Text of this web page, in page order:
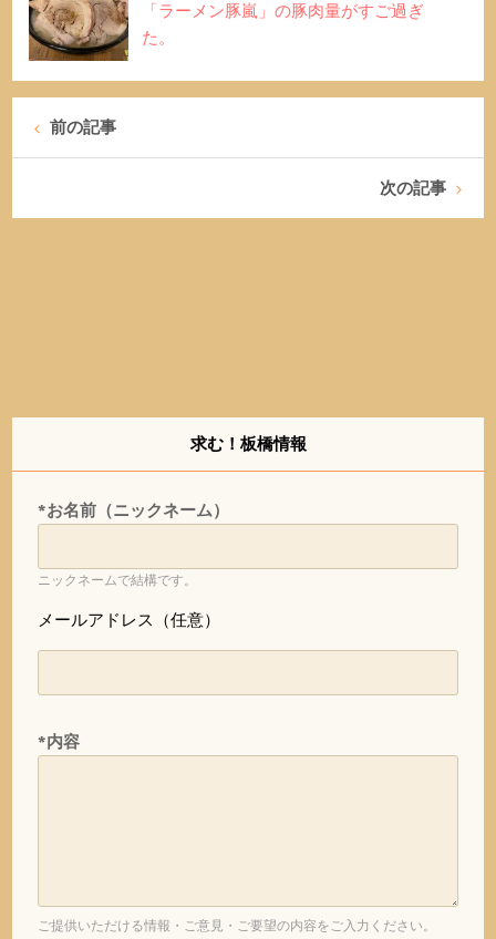
「ラーメン豚嵐」の豚肉量がすご過ぎ
た。
前の記事
次の記事
求む！板橋情報
*お名前（ニックネーム）
ニックネームで結構です。
メールアドレス（任意）
*内容
ご提供いただける情報・ご意見・ご要望の内容をご入力ください。